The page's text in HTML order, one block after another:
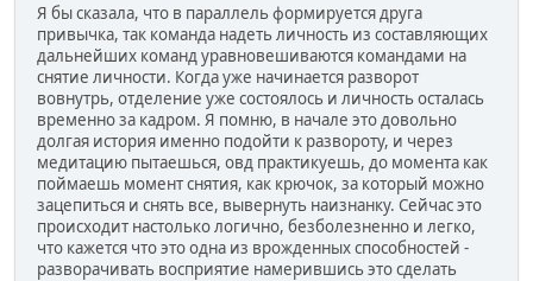
Я бы сказала, что в параллель формируется друга
привычка, так команда надеть личность из составляющих
дальнейших команд уравновешиваются командами на
снятие личности. Когда уже начинается разворот
вовнутрь, отделение уже состоялось и личность осталась
временно за кадром. Я помню, в начале это довольно
долгая история именно подойти к развороту, и через
медитацию пытаешься, овд практикуешь, до момента как
поймаешь момент снятия, как крючок, за который можно
зацепиться и снять все, вывернуть наизнанку. Сейчас это
происходит настолько логично, безболезненно и легко,
что кажется что это одна из врожденных способностей -
разворачивать восприятие намерившись это сделать